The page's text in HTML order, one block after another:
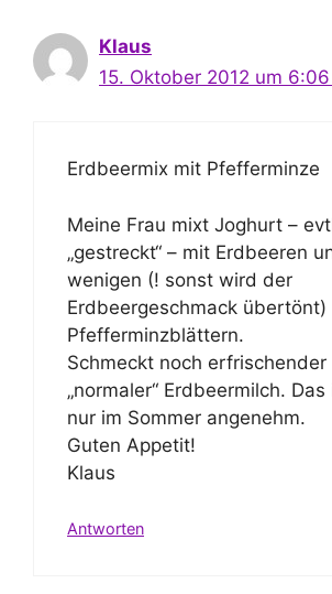
Klaus
15. Oktober 2012 um
Erdbeermix mit Pfefferminze
Meine Frau mixt Joghurt –
„gestreckt“ – mit Erdbeeren
wenigen (! sonst wird der
Erdbeergeschmack übertönt)
Pfefferminzblättern.
Schmeckt noch erfrischender
„normaler“ Erdbeermilch.
nur im Sommer angenehm.
Guten Appetit!
Klaus
Antworten